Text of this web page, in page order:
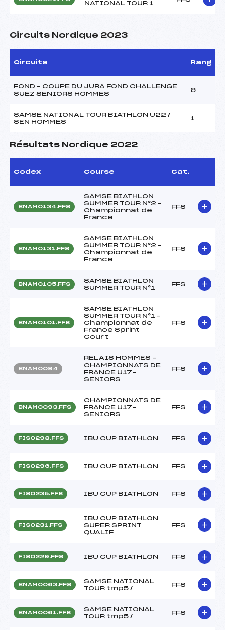
NATIONAL TOUR 1
Circuits Nordique 2023
Circuits Rang
FOND – COUPE DU JURA FOND CHALLENGE
SUEZ SENIORS HOMMES
6
SAMSE NATIONAL TOUR BIATHLON U22 /
SEN HOMMES
1
Résultats Nordique 2022
Codex Course Cat.
BNAM0134.FFS
SAMSE BIATHLON
SUMMER TOUR N°2 –
Championnat de
France
FFS
BNAM0131.FFS
SAMSE BIATHLON
SUMMER TOUR N°2 –
Championnat de
France
FFS
BNAM0105.FFS
SAMSE BIATHLON
SUMMER TOUR N°1
FFS
BNAM0101.FFS
SAMSE BIATHLON
SUMMER TOUR N°1 –
Championnat de
France Sprint
Court
FFS
BNAM0094
RELAIS HOMMES –
CHAMPIONNATS DE
FRANCE U17-
SENIORS
FFS
BNAM0093.FFS
CHAMPIONNATS DE
FRANCE U17-
SENIORS
FFS
FIS0298.FFS IBU CUP BIATHLON FFS
FIS0296.FFS IBU CUP BIATHLON FFS
FIS0235.FFS IBU CUP BIATHLON FFS
FIS0231.FFS
IBU CUP BIATHLON
SUPER SPRINT
QUALIF
FFS
FIS0229.FFS IBU CUP BIATHLON FFS
BNAM0063.FFS
SAMSE NATIONAL
TOUR tmp5 /
FFS
BNAM0061.FFS
SAMSE NATIONAL
TOUR tmp5 /
FFS